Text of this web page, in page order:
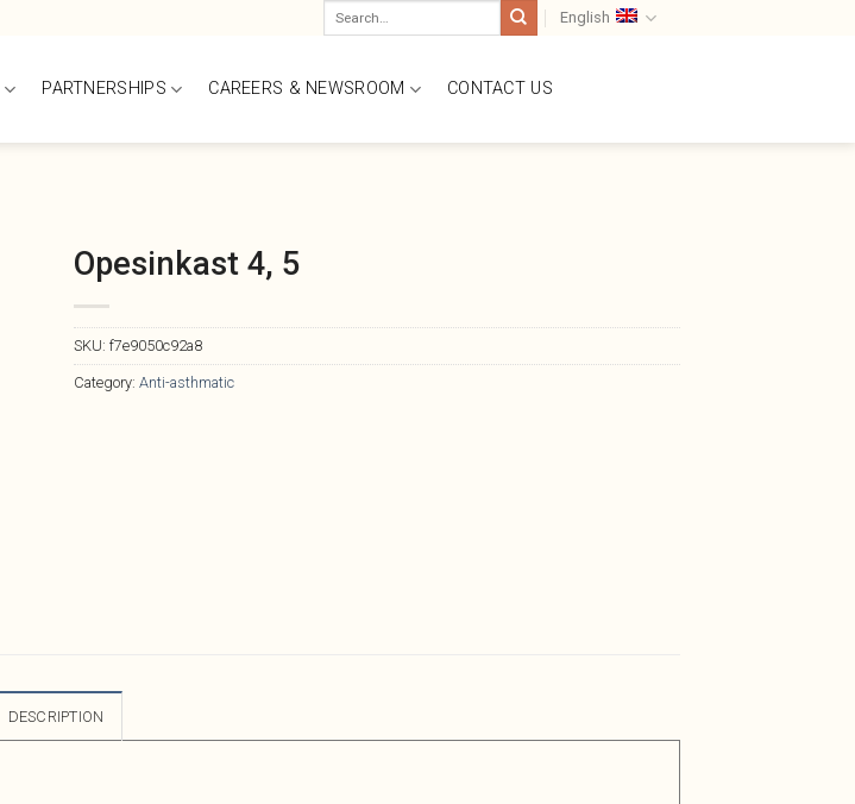
English
PARTNERSHIPS CAREERS & NEWSROOM CONTACT US
Opesinkast 4, 5
SKU: f7e9050c92a8
Category: Anti-asthmatic
DESCRIPTION